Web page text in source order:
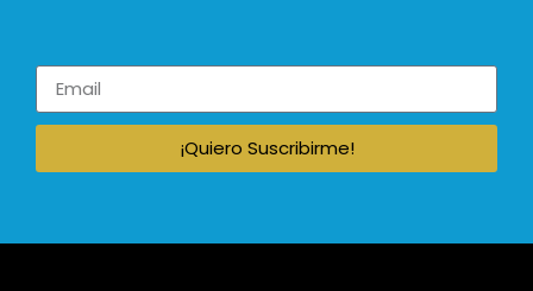
¡Quiero Suscribirme!